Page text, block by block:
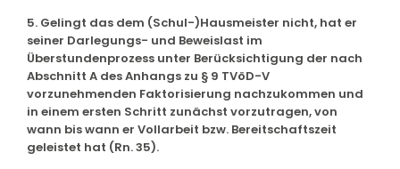
5. Gelingt das dem (Schul-)Hausmeister nicht, hat er
seiner Darlegungs- und Beweislast im
Überstundenprozess unter Berücksichtigung der nach
Abschnitt A des Anhangs zu § 9 TVöD-V
vorzunehmenden Faktorisierung nachzukommen und
in einem ersten Schritt zunächst vorzutragen, von
wann bis wann er Vollarbeit bzw. Bereitschaftszeit
geleistet hat (Rn. 35).